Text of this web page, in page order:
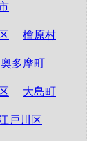
檜原村
奥多摩町
大島町
戸川区